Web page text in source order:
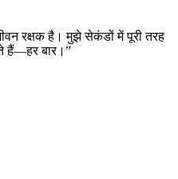
रक्षक है। मुझे सेकंडों में पूरी तरह
हैं—हर बार। ”